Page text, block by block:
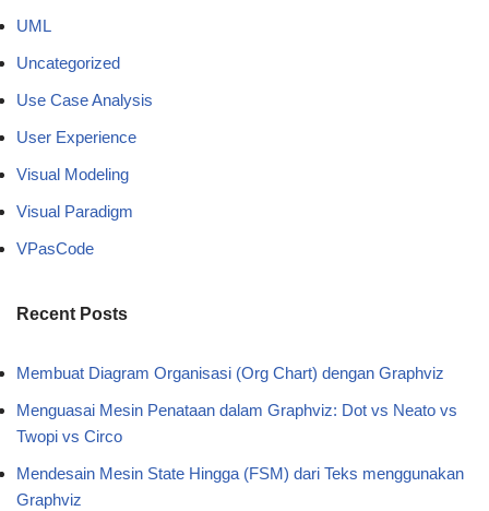
UML
Uncategorized
Use Case Analysis
User Experience
Visual Modeling
Visual Paradigm
VPasCode
Recent Posts
Membuat Diagram Organisasi (Org Chart) dengan Graphviz
Menguasai Mesin Penataan dalam Graphviz: Dot vs Neato vs
Twopi vs Circo
Mendesain Mesin State Hingga (FSM) dari Teks menggunakan
Graphviz